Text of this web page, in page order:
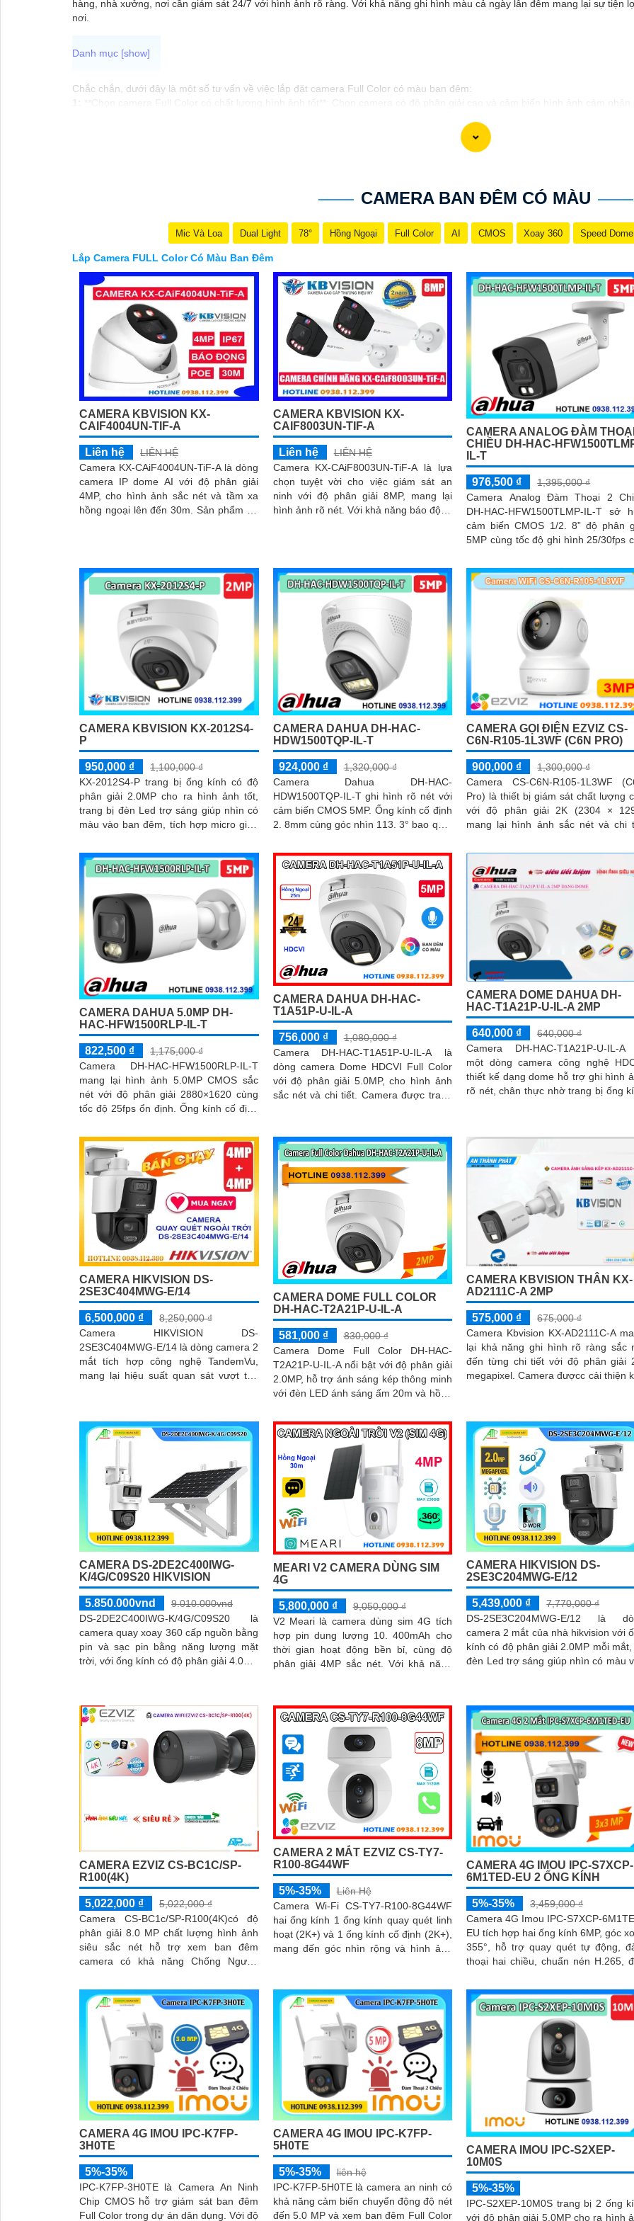
hàng, nhà xưởng, nơi cần giám sát 24/7 với hình ảnh rõ ràng. Với khả năng ghi hình màu cả ngày lẫn đêm mang lại sự tiện
nơi.
Chắc chắn, dưới đây là một số tư vấn về việc lắp đặt camera Full Color có màu ban đêm:
**Ánh sáng bổ sung**: Nếu khu vực cần giám sát có ánh sáng kém vào ban đêm, cân nhắc sử dụng ánh sáng bổ
**Bảo trì định kỳ**: Thường xuyên kiểm tra, bảo dưỡng và vệ sinh camera để nâng cao an toàn hoạt động ổn định, tránh
nghiệp trong lĩnh vực này.
CAMERA BAN ĐÊM CÓ MÀU
Mic Và Loa Dual Light 78° Hồng Ngoại Full Color AI CMOS Xoay 360 Speed Dome
Lắp Camera FULL Color Có Màu Ban Đêm
CAMERA KBVISION KX-
CAIF4004UN-TIF-A
Liên hệ
LIÊN HỆ
Camera KX-CAiF4004UN-TiF-A là dòng
camera IP dome AI với độ phân giải
4MP, cho hình ảnh sắc nét và tầm xa
hồng ngoại lên đến 30m. Sản phẩm hỗ
và còi hú 110dB
CAMERA KBVISION KX-
CAIF8003UN-TIF-A
Liên hệ
LIÊN HỆ
Camera KX-CAiF8003UN-TiF-A là lựa
chọn tuyệt vời cho việc giám sát an
ninh với độ phân giải 8MP, mang lại
hình ảnh rõ nét. Với khả năng báo động
Camera Giá Rẻ Công Nghệ POE KX-
CAiF8003UN-TiF-A tích hợp chức năng
cao cấp Thu Âm Và Loa rõ ràng để
mang lại trải nghiệm hình ảnh và âm
thanh tốt nhất
CAMERA ANALOG ĐÀM
CHIỀU DH-HAC-
IL-T
976,500 ₫
1,395,000 ₫
Camera Analog Đàm Thoại 2
DH-HAC-HFW1500TLMP-IL-T sở
cảm biến CMOS 1/2. 8” độ phân
5MP cùng tốc độ ghi hình 25/30fps
CAMERA KBVISION KX-2012S4-
P
950,000 ₫
1,100,000 ₫
KX-2012S4-P trang bị ống kính có độ
phân giải 2.0MP cho ra hình ảnh tốt,
trang bị đèn Led trợ sáng giúp nhìn có
màu vào ban đêm, tích hợp micro giúp
camera này sẽ sử dụng chung với đầu
ghi hình
CAMERA DAHUA DH-HAC-
HDW1500TQP-IL-T
924,000 ₫
1,320,000 ₫
Camera Dahua DH-HAC-
HDW1500TQP-IL-T ghi hình rõ nét với
cảm biến CMOS 5MP. Ống kính cố định
2. 8mm cùng góc nhìn 113. 3° bao quát
CAMERA GỌI ĐIỆN EZVIZ CS-
C6N-R105-1L3WF (C6N PRO)
900,000 ₫
1,300,000 ₫
Camera CS-C6N-R105-1L3WF
Pro) là thiết bị giám sát chất lượng
với độ phân giải 2K (2304 ×
mang lại hình ảnh sắc nét và chi
đàm thoại 2 chiều tích hợp nút gọi
cảm ứng tiện lợi giúp bạn dễ
tương tác từ xa Ngoài ra camera
được trang bị công nghệ phát
chuyển động thông minh tăng
an ninh cho không gian của bạn.
Camera quan sát Wifi Không Dây
C6N-R105-1L3WF 3
CAMERA DAHUA 5.0MP DH-
HAC-HFW1500RLP-IL-T
822,500 ₫
1,175,000 ₫
Camera DH-HAC-HFW1500RLP-IL-T
mang lại hình ảnh 5.0MP CMOS sắc
nét với độ phân giải 2880×1620 cùng
tốc độ 25fps ổn định. Ống kính cố định
CAMERA DAHUA DH-HAC-
T1A51P-U-IL-A
756,000 ₫
1,080,000 ₫
Camera DH-HAC-T1A51P-U-IL-A là
dòng camera Dome HDCVI Full Color
với độ phân giải 5.0MP, cho hình ảnh
sắc nét và chi tiết. Camera được trang
CAMERA DOME DAHUA DH-
HAC-T1A21P-U-IL-A 2MP
640,000 ₫
640,000 ₫
Camera DH-HAC-T1A21P-U-IL-
một dòng camera công nghệ
thiết kế dạng dome hỗ trợ ghi hình
rõ nét, chân thực nhờ trang bị ống
điều kiện ánh sáng
CAMERA HIKVISION DS-
2SE3C404MWG-E/14
6,500,000 ₫
8,250,000 ₫
Camera HIKVISION DS-
2SE3C404MWG-E/14 là dòng camera 2
mắt tích hợp công nghệ TandemVu,
mang lại hiệu suất quan sát vượt trội
CAMERA DOME FULL COLOR
DH-HAC-T2A21P-U-IL-A
581,000 ₫
830,000 ₫
Camera Dome Full Color DH-HAC-
T2A21P-U-IL-A nổi bật với độ phân giải
2.0MP, hỗ trợ ánh sáng kép thông minh
với đèn LED ánh sáng ấm 20m và hồng
CAMERA KBVISION THÂN KX-
AD2111C-A 2MP
575,000 ₫
675,000 ₫
Camera Kbvision KX-AD2111C-A
lại khả năng ghi hình rõ ràng sắc
đến từng chi tiết với độ phân giải
megapixel. Camera đượcc cải thiện khả
CAMERA DS-2DE2C400IWG-
K/4G/C09S20 HIKVISION
5.850.000vnd
9.010.000vnd
DS-2DE2C400IWG-K/4G/C09S20 là
camera quay xoay 360 cấp nguồn bằng
pin và sạc pin bằng năng lượng mặt
trời, với ống kính có độ phân giải 4.0MP
vào ban đêm bằng đèn Led khoảng
cách 30m
MEARI V2 CAMERA DÙNG SIM
4G
5,800,000 ₫
9,050,000 ₫
V2 Meari là camera dùng sim 4G tích
hợp pin dung lượng 10. 400mAh cho
thời gian hoạt động bền bỉ, cùng độ
phân giải 4MP sắc nét. Với khả năng
CAMERA HIKVISION DS-
2SE3C204MWG-E/12
5,439,000 ₫
7,770,000 ₫
DS-2SE3C204MWG-E/12 là
camera 2 mắt của nhà hikvision với
kính có độ phân giải 2.0MP mỗi mắt,
đèn Led trợ sáng giúp nhìn có màu
DWDR
CAMERA EZVIZ CS-BC1C/SP-
R100(4K)
5,022,000 ₫
5,022,000 ₫
Camera CS-BC1c/SP-R100(4K)có độ
phân giải 8.0 MP chất lượng hình ảnh
siêu sắc nét hỗ trợ xem ban đêm
camera có khả năng Chống Ngược
ảnh CMOS camera CS-BC1c/SP-
R100(4K) là một loại camera giá rẻ với
khả năng lưu trữ dữ liệu lên đến 512GB
thông qua khe thẻ nhớ
CAMERA 2 MẮT EZVIZ CS-TY7-
R100-8G44WF
5%-35%
Liên Hệ
Camera Wi-Fi CS-TY7-R100-8G44WF
hai ống kính 1 ống kính quay quét linh
hoạt (2K+) và 1 ống kính cố định (2K+),
mang đến góc nhìn rộng và hình ảnh
hình dạng con người
CAMERA 4G IMOU IPC-S7XCP-
6M1TED-EU 2 ỐNG KÍNH
5%-35%
3,459,000 ₫
Camera 4G Imou IPC-S7XCP-
EU tích hợp hai ống kính 6MP, góc
355°, hỗ trợ quay quét tự động,
thoại hai chiều, chuẩn nén H.265,
SENSE, báo động còi 110dB
CAMERA 4G IMOU IPC-K7FP-
3H0TE
5%-35%
IPC-K7FP-3H0TE là Camera An Ninh
Chip CMOS hỗ trợ giám sát ban đêm
Full Color trong dự án dân dụng. Với độ
CAMERA 4G IMOU IPC-K7FP-
5H0TE
5%-35%
liên hệ
IPC-K7FP-5H0TE là camera an ninh có
khả năng cảm biến chuyển động độ nét
đến 5.0 MP và xem ban đêm Full Color
CAMERA IMOU IPC-S2XEP-
10M0S
5%-35%
IPC-S2XEP-10M0S trang bị 2 ống
với độ phân giải 5.0MP cho ra hình